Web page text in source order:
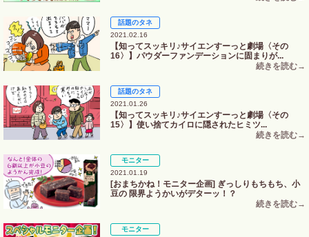
話題のタネ
2021.02.16
【知ってスッキリ♪サイエンすーっと劇場〈その
16〉】パウダーファンデーションに固まりが...
話題のタネ
2021.01.26
【知ってスッキリ♪サイエンすーっと劇場〈その
15〉】使い捨てカイロに隠されたヒミツ...
モニター
2021.01.19
[おまちかね！モニター企画] ぎっしりもちもち、小
豆の 限界ようかいがデターッ！？
モニター